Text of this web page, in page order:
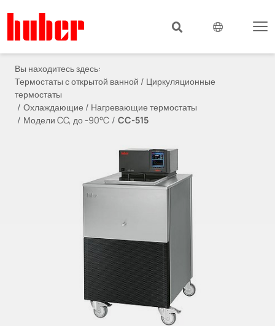
Вы находитесь здесь:
Термостаты с открытой ванной / Циркуляционные
термостаты
Охлаждающие / Нагревающие термостаты
Модели CC, до -90°C
CC-515